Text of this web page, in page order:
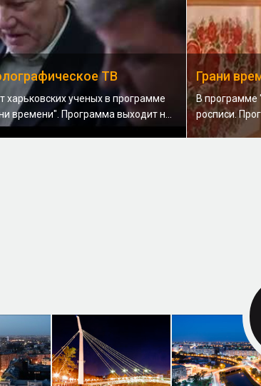
ТВ
харьковских ученых в программе
времени". Программа выходит н...
Грани
В программе
росписи.